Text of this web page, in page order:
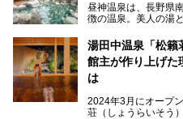
昼神温泉は、長野県
徴の温泉。美人の湯
昼神温泉では、朝市
きを楽しめるグルメ
りの場所が豊富にあ
この記事では、昼神
帰り温泉、見どころ
クセス方法も順に紹
湯田中温泉「松籟
館主が作り上げた
は
2024年3月にオープ
荘（しょうらいそう